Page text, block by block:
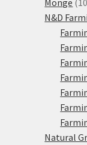
N&D
Natural